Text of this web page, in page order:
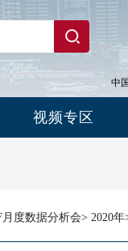
中
视频专区
月度数据分析会> 2020年